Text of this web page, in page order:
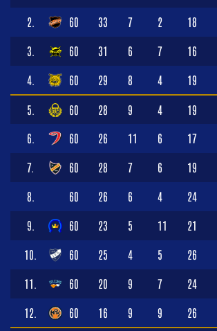
2. 60 33 7 2 18
3. 60 31 6 7 16
4. 60 29 8 4 19
5. 60 28 9 4 19
6. 60 26 11 6 17
7. 60 28 7 6 19
8. 60 26 6 4 24
9. 60 23 5 11 21
10. 60 25 4 5 26
11. 60 20 9 7 24
12. 60 16 9 9 26